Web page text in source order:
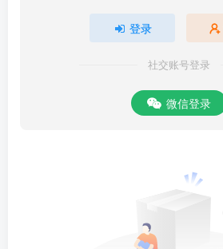
登录
社交账号登录
微信登录